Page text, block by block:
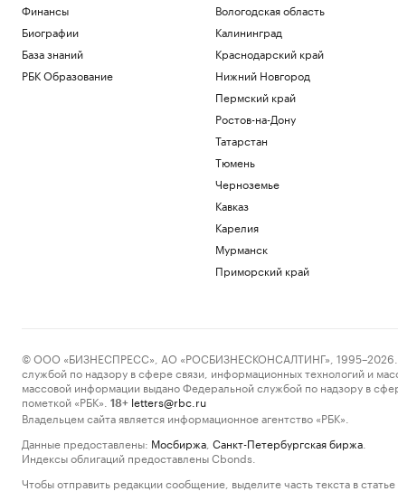
Финансы
Биографии
База знаний
РБК Образование
Вологодская область
Калининград
Краснодарский край
Нижний Новгород
Пермский край
Ростов-на-Дону
Татарстан
Тюмень
Черноземье
Кавказ
Карелия
Мурманск
Приморский край
© ООО «БИЗНЕСПРЕСС», АО «РОСБИЗНЕСКОНСАЛТИНГ», 1995–2026.
службой по надзору в сфере связи, информационных технологий и
массовой информации выдано Федеральной службой по надзору в
пометкой «РБК».
18+ letters@rbc.ru
Владельцем сайта является информационное агентство «РБК».
Данные предоставлены: Мосбиржа Санкт-Петербургская биржа
Индексы облигаций предоставлены Cbonds.
Чтобы отправить редакции сообщение, выделите часть текста в